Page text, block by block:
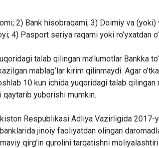
2) Bank hisobraqami; 3) Doimiy va
4) Pasport seriya raqami yoki ro’yxatdan
talab qilingan ma’lumotlar Bankka
mablag’lar kirim qilinmaydi. Agar
10 kun ichida yuqoridagi talab qilingan
qaytarib yuborishi mumkin.
Respublikasi Adliya Vazirligida
banklarida jinoiy faoliyatdan olingan
qirg’in qurolini tarqatishni